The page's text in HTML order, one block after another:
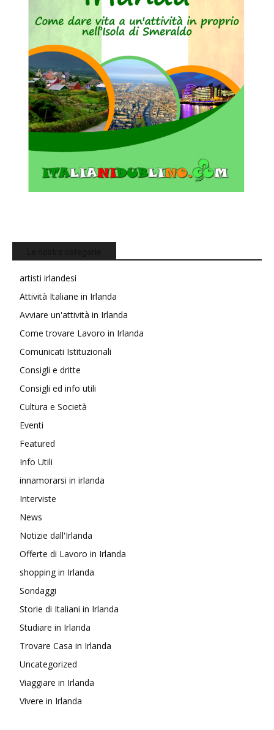
artisti irlandesi
Attività Italiane in Irlanda
Avviare un'attività in Irlanda
Come trovare Lavoro in Irlanda
Comunicati Istituzionali
Consigli e dritte
Consigli ed info utili
Cultura e Società
Eventi
Featured
Info Utili
innamorarsi in irlanda
Interviste
News
Notizie dall'Irlanda
Offerte di Lavoro in Irlanda
shopping in Irlanda
Sondaggi
Storie di Italiani in Irlanda
Studiare in Irlanda
Trovare Casa in Irlanda
Uncategorized
Viaggiare in Irlanda
Vivere in Irlanda